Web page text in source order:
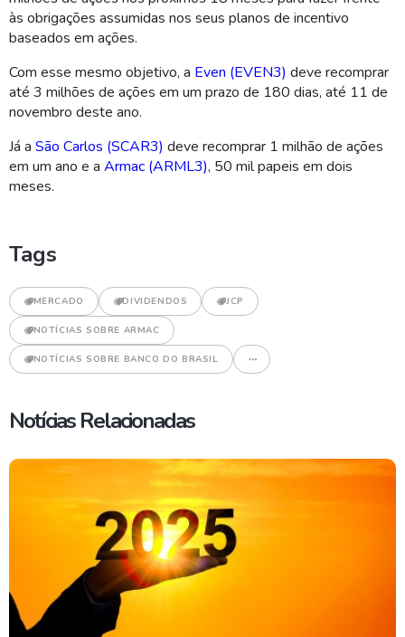
às obrigações assumidas nos seus planos de incentivo
baseados em ações.
Com esse mesmo objetivo, a Even (EVEN3) deve recomprar
até 3 milhões de ações em um prazo de 180 dias, até 11 de
novembro deste ano.
Já a São Carlos (SCAR3) deve recomprar 1 milhão de ações
em um ano e a Armac (ARML3), 50 mil papeis em dois
meses.
Tags
MERCADO DIVIDENDOS JCP
NOTÍCIAS SOBRE ARMAC
NOTÍCIAS SOBRE BANCO DO BRASIL
Notícias Relacionadas